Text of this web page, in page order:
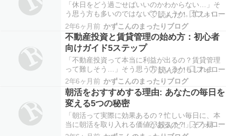
「休日をどう過ごせばいいのかわからない…」そ
う思う方も多いのではないでしょうか。忙しい毎
日の中で、やっと迎える休日ですが、いざ迎える
と何をしていいか分からず、結局は時間だけが過
ぎていく…そんな経験は誰にでもあるものです。
しかし、実は休日を充実させる方法は、思いのほ
か身近にある…
2年6ヶ月前 かずこんのまったりブログ
不動産投資と賃貸管理の始め方：初心者
向けガイド5ステップ
「不動産投資って本当に利益が出るの？賃貸管理
って難しそう…」そう思う方もいるかもしれませ
ん。 実は、不動産投資と賃貸管理は、正しい知識
と戦略があれば、初心者でも成功への道を歩むこ
とが可能です。 この記事では、不動産投資と賃貸
管理の基本から始め、初心者が知っておくべき5つ
の重要な…
2年6ヶ月前 かずこんのまったりブログ
朝活をおすすめする理由: あなたの毎日を
変える5つの秘密
「朝活って実際に効果あるの？忙しい毎日に、本
当に朝活を取り入れる価値があるの？」そう疑問
に思う方も多いでしょう。毎日の忙しさに追わ